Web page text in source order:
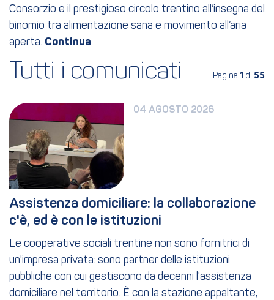
Consorzio e il prestigioso circolo trentino all’insegna del
binomio tra alimentazione sana e movimento all’aria
aperta.
Tutti i comunicati Pagina 1 di 55
04 AGOSTO 2026
Assistenza domiciliare: la collaborazione
c'è, ed è con le istituzioni
Le cooperative sociali trentine non sono fornitrici di
un'impresa privata: sono partner delle istituzioni
pubbliche con cui gestiscono da decenni l'assistenza
domiciliare nel territorio. È con la stazione appaltante,